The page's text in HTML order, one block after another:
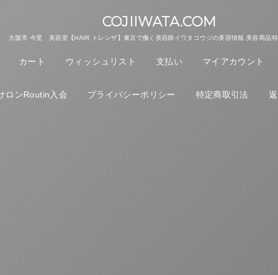
COJIIWATA.COM
大阪市 今里 美容室【HAIR トレンザ】東京で働く美容師イワタコウジの美容情報.美容商品特
カート ウィッシュリスト 支払い マイアカウント
ロンRoutin入会 プライバシーポリシー 特定商取引法